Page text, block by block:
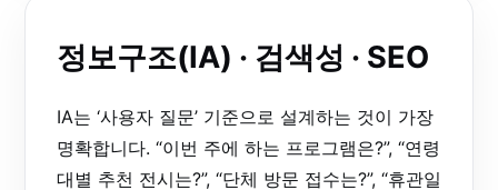
정보구조(IA) · 검색성 · SEO
IA는 ‘사용자 질문’ 기준으로 설계하는 것이 가장
명확합니다. “이번 주에 하는 프로그램은?”, “연령
대별 추천 전시는?”, “단체 방문 접수는?”, “휴관일